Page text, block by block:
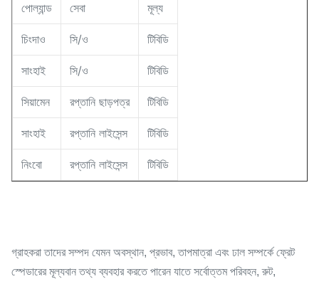
পোল্যান্ড সেবা মূল্য
চিংদাও সি/ও টিবিডি
সাংহাই সি/ও টিবিডি
সিয়ামেন রপ্তানি ছাড়পত্র টিবিডি
সাংহাই রপ্তানি লাইসেন্স টিবিডি
নিংবো রপ্তানি লাইসেন্স টিবিডি
গ্রাহকরা তাদের সম্পদ যেমন অবস্থান, প্রভাব, তাপমাত্রা এবং ঢাল সম্পর্কে ফ্রেট
স্পেডারের মূল্যবান তথ্য ব্যবহার করতে পারেন যাতে সর্বোত্তম পরিবহন, রুট,